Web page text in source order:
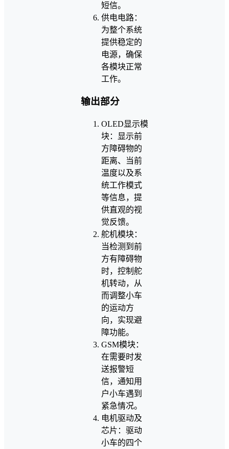
短信。
供电电路：
为整个系统
提供稳定的
电源，确保
各模块正常
工作。
输出部分
OLED显示模
块：显示前
方障碍物的
距离、当前
温度以及系
统工作模式
等信息，提
供直观的视
觉反馈。
舵机模块：
当检测到前
方有障碍物
时，控制舵
机转动，从
而调整小车
的运动方
向，实现避
障功能。
GSM模块：
在需要时发
送报警短
信，通知用
户小车遇到
紧急情况。
电机驱动及
芯片：驱动
小车的四个